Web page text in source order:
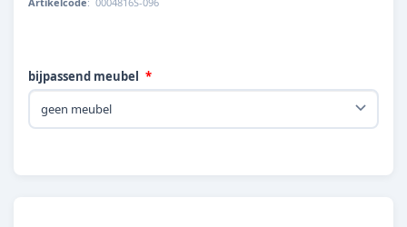
bijpassend meubel